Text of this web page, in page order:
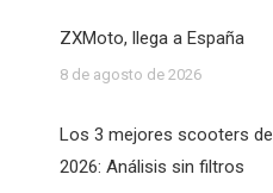
ZXMoto, llega a España
8 de agosto de 2026
Los 3 mejores scooters
2026: Análisis sin filtros